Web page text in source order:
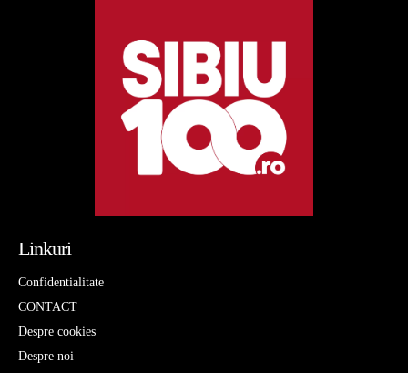
Linkuri
Confidentialitate
CONTACT
Despre cookies
Despre noi